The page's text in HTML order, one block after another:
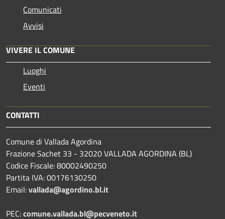
Comunicati
Avvisi
VIVERE IL COMUNE
Luoghi
Eventi
CONTATTI
Comune di Vallada Agordina
Frazione Sachet 33 - 32020 VALLADA AGORDINA (BL)
Codice Fiscale: 80002490250
Partita IVA: 00176130250
Email:vallada@agordino.bl.it
PEC:comune.vallada.bl@pecveneto.it